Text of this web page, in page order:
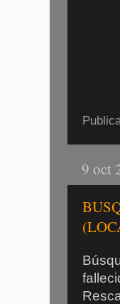
9 oct